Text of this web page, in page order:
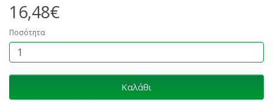
16,48€
Ποσότητα
Καλάθι